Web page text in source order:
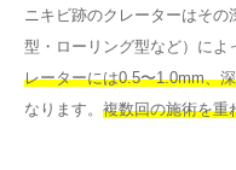
ニキビ跡のクレーターはその
型・ローリング型など）によ
レーターには0.5〜1.0mm、
なります。 複数回の施術を重